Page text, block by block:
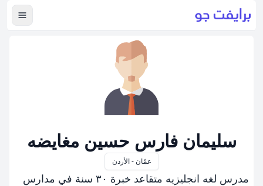
عرض
سليمان فارس حسين مغايضه
عمّان - الأردن
مدرس لغه انجليزيه متقاعد خبرة ٣٠ سنة في مدارس